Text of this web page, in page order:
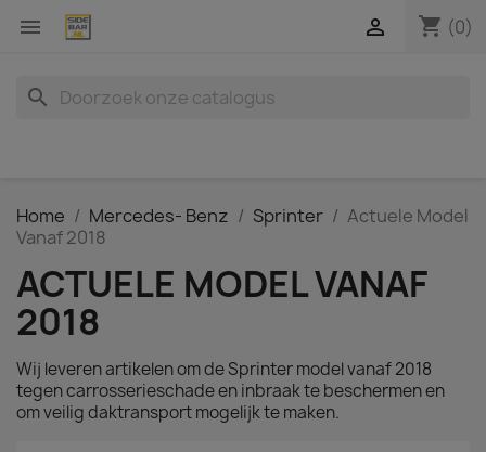
 shopping_cart (0)

search
Home Mercedes- Benz Sprinter
Actuele Model
Vanaf 2018
ACTUELE MODEL VANAF
2018
Wij leveren artikelen om de Sprinter model vanaf 2018
tegen carrosserieschade en inbraak te beschermen en
om veilig daktransport mogelijk te maken.